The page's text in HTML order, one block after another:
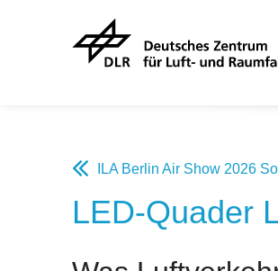
ILA Berlin Air Show 2026
LED-Quader